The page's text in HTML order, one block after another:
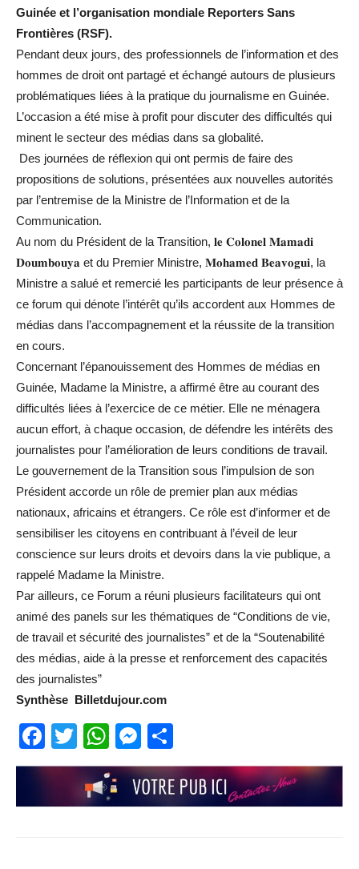
Guinée et l’organisation mondiale Reporters Sans
Frontières (RSF).
Pendant deux jours, des professionnels de l’information et des
hommes de droit ont partagé et échangé autours de plusieurs
problématiques liées à la pratique du journalisme en Guinée.
L’occasion a été mise à profit pour discuter des difficultés qui
minent le secteur des médias dans sa globalité.
Des journées de réflexion qui ont permis de faire des
propositions de solutions, présentées aux nouvelles autorités
par l’entremise de la Ministre de l’Information et de la
Communication.
Au nom du Président de la Transition, 𝐥𝐞 𝐂𝐨𝐥𝐨𝐧𝐞𝐥 𝐌𝐚𝐦𝐚𝐝𝐢
𝐃𝐨𝐮𝐦𝐛𝐨𝐮𝐲𝐚 et du Premier Ministre, 𝐌𝐨𝐡𝐚𝐦𝐞𝐝 𝐁𝐞𝐚𝐯𝐨𝐠𝐮𝐢, la
Ministre a salué et remercié les participants de leur présence à
ce forum qui dénote l’intérêt qu’ils accordent aux Hommes de
médias dans l’accompagnement et la réussite de la transition
en cours.
Concernant l’épanouissement des Hommes de médias en
Guinée, Madame la Ministre, a affirmé être au courant des
difficultés liées à l’exercice de ce métier. Elle ne ménagera
aucun effort, à chaque occasion, de défendre les intérêts des
journalistes pour l’amélioration de leurs conditions de travail.
Le gouvernement de la Transition sous l’impulsion de son
Président accorde un rôle de premier plan aux médias
nationaux, africains et étrangers. Ce rôle est d’informer et de
sensibiliser les citoyens en contribuant à l’éveil de leur
conscience sur leurs droits et devoirs dans la vie publique, a
rappelé Madame la Ministre.
Par ailleurs, ce Forum a réuni plusieurs facilitateurs qui ont
animé des panels sur les thématiques de “Conditions de vie,
de travail et sécurité des journalistes” et de la “Soutenabilité
des médias, aide à la presse et renforcement des capacités
des journalistes”
Synthèse Billetdujour.com
Facebook
TwitterWhatsApp
Messenger